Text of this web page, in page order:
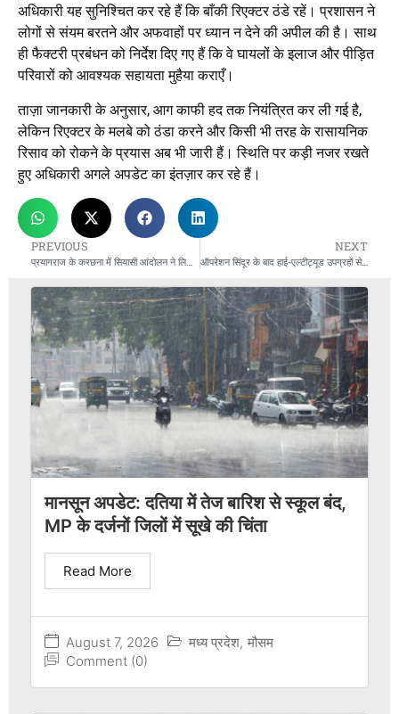
अधिकारी यह सुनिश्चित कर रहे हैं कि बाँकी रिएक्टर ठंडे रहें। प्रशासन ने
लोगों से संयम बरतने और अफवाहों पर ध्यान न देने की अपील की है। साथ
ही फैक्टरी प्रबंधन को निर्देश दिए गए हैं कि वे घायलों के इलाज और पीड़ित
परिवारों को आवश्यक सहायता मुहैया कराएँ।
ताज़ा जानकारी के अनुसार, आग काफी हद तक नियंत्रित कर ली गई है,
लेकिन रिएक्टर के मलबे को ठंडा करने और किसी भी तरह के रासायनिक
रिसाव को रोकने के प्रयास अब भी जारी हैं। स्थिति पर कड़ी नजर रखते
हुए अधिकारी अगले अपडेट का इंतज़ार कर रहे हैं।
PREVIOUS
प्रयागराज के करछना में सियासी आंदोलन ने लिया हिंसक मोड़: चंद्रशेखर को सर्किट हाउस में रोकने पर भीम आर्मी कार्यकर्ताओं का तांडव
NEXT
ऑपरेशन सिंदूर के बाद हाई-एल्टीट्यूड उपग्रहों से लैस होगी भारतीय वायुसेना, खुफिया जानकारी जुटाने में मिलेगी अभूतपूर्व मदद
मानसून अपडेट: दतिया में तेज बारिश से स्कूल बंद,
MP के दर्जनों जिलों में सूखे की चिंता
August 7, 2026 मध्य प्रदेश, मौसम
Comment (0)
Read More